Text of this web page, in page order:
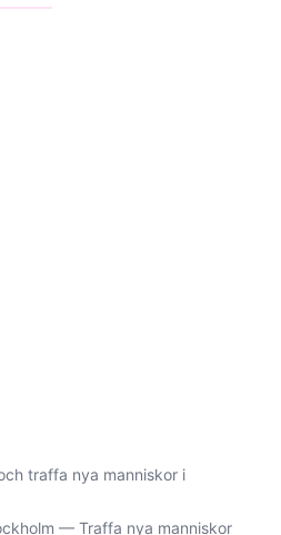
traffa nya manniskor i
— Traffa nya manniskor